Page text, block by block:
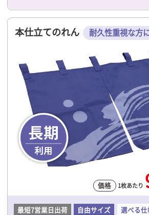
本仕立てのれん 耐久性重視な方
価格 1枚あたり
最短7営業日出荷 自由サイズ 選べる